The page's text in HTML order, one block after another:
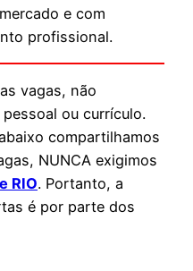
e com
profissional.
vagas, não
ou currículo.
compartilhamos
NUNCA exigimos
RIO. Portanto, a
é por parte dos